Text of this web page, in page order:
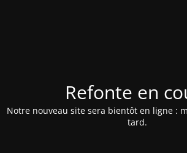
Refonte en
Notre nouveau site sera bientôt en ligne :
tard.